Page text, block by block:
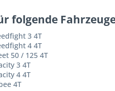
folgende
3 4T
4 4T
50 / 125 4T
3 4T
4 4T
4T